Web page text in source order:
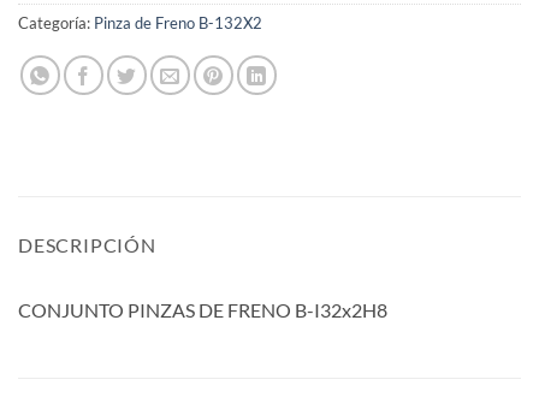
Categoría: Pinza de Freno B-132X2
DESCRIPCIÓN
CONJUNTO PINZAS DE FRENO B-I32x2H8